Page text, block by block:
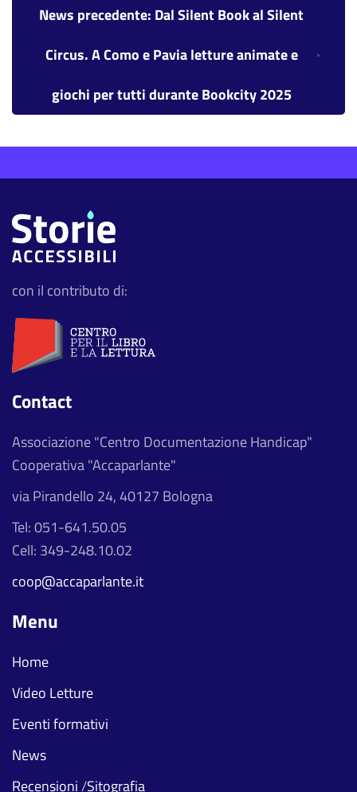
News precedente: Dal Silent Book al Silent
Circus. A Como e Pavia letture animate e
giochi per tutti durante Bookcity 2025
con il contributo di:
Contact
Associazione "Centro Documentazione Handicap"
Cooperativa "Accaparlante"
via Pirandello 24, 40127 Bologna
Tel: 051-641.50.05
Cell: 349-248.10.02
coop@accaparlante.it
Menu
Home
Video Letture
Eventi formativi
News
Recensioni/Sitografia